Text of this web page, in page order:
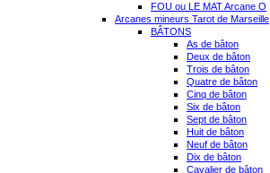
FOU ou LE MAT Arcane O
Arcanes mineurs Tarot de Marseille
BÂTONS
As de bâton
Deux de bâton
Trois de bâton
Quatre de bâton
Cinq de bâton
Six de bâton
Sept de bâton
Huit de bâton
Neuf de bâton
Dix de bâton
Cavalier de bâton